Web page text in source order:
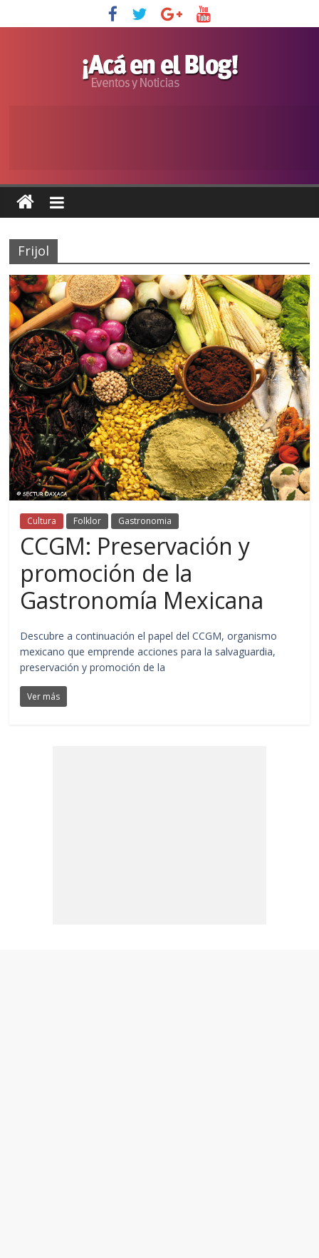
Frijol
Cultura Folklor Gastronomia
CCGM: Preservación y
promoción de la
Gastronomía Mexicana
Descubre a continuación el papel del CCGM, organismo
mexicano que emprende acciones para la salvaguardia,
preservación y promoción de la
Ver más